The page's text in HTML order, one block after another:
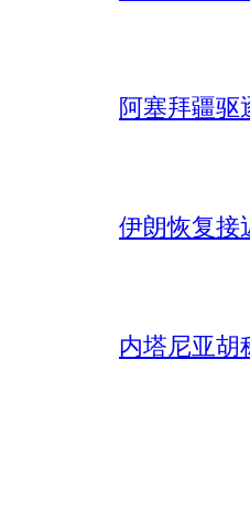
阿塞拜疆驱
伊朗恢复接
内塔尼亚胡